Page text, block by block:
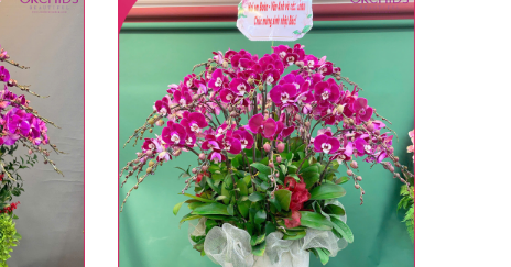
dáng hoàn toàn thủ công nên có thể sẽ
kiện khách quan, tùy vào thời điểm hoa nở
với mức độ giống mẫu khoảng 80-90%,
với khách hàng để thông báo và tư vấn
hoặc không liên lạc được với người